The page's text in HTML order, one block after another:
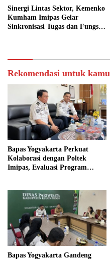
Sinergi Lintas Sektor, Kemenko
Kumham Imipas Gelar
Sinkronisasi Tugas dan Fungsi
Rekomendasi untuk kamu
Bapas Yogyakarta Perkuat
Kolaborasi dengan Poltek
Imipas, Evaluasi Program
Bapas Yogyakarta Gandeng